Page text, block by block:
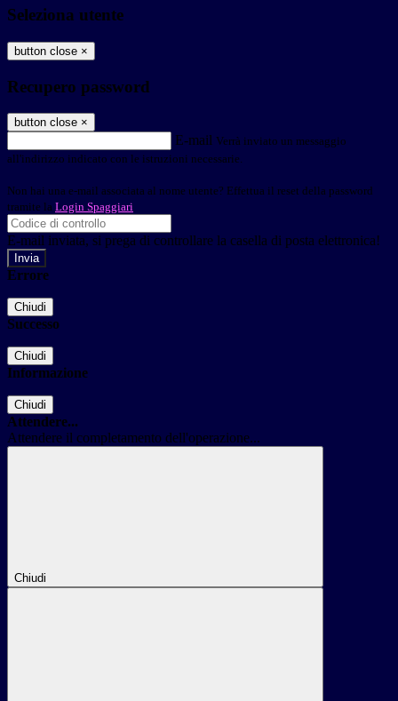
Seleziona utente
button close ×
Recupero password
button close ×
E-mail Verrà inviato un messaggio
all'indirizzo indicato con le istruzioni necessarie.
Non hai una e-mail associata al nome utente? Effettua il reset della password
tramite la Login Spaggiari
E-mail inviata, si prega di controllare la casella di posta elettronica!
Errore
Chiudi
Successo
Chiudi
Informazione
Chiudi
Attendere...
Attendere il completamento dell'operazione...
Chiudi